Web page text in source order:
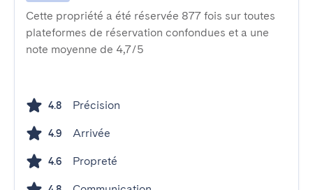
Cette propriété a été réservée 877 fois sur toutes
plateformes de réservation confondues et a une
note moyenne de 4,7/5
4.8 Précision
4.9 Arrivée
4.6 Propreté